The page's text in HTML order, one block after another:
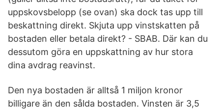
uppskovsbelopp (se ovan) ska dock tas upp till
beskattning direkt. Skjuta upp vinstskatten på
bostaden eller betala direkt? - SBAB. Där kan du
dessutom göra en uppskattning av hur stora
dina avdrag reavinst.
Den nya bostaden är alltså 1 miljon kronor
billigare än den sålda bostaden. Vinsten är 3,5